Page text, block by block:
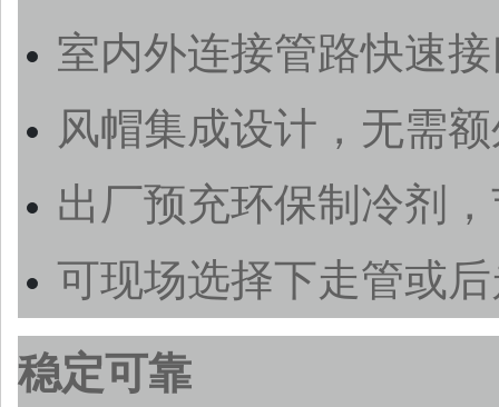
室内外连接管路快速
风帽集成设计，无需
出厂预充环保制冷剂
可现场选择下走管或
稳定可靠